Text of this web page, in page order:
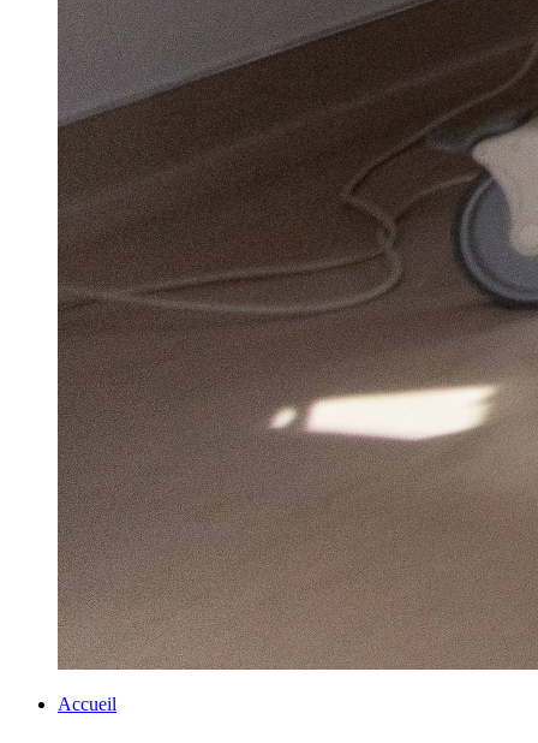
Accueil